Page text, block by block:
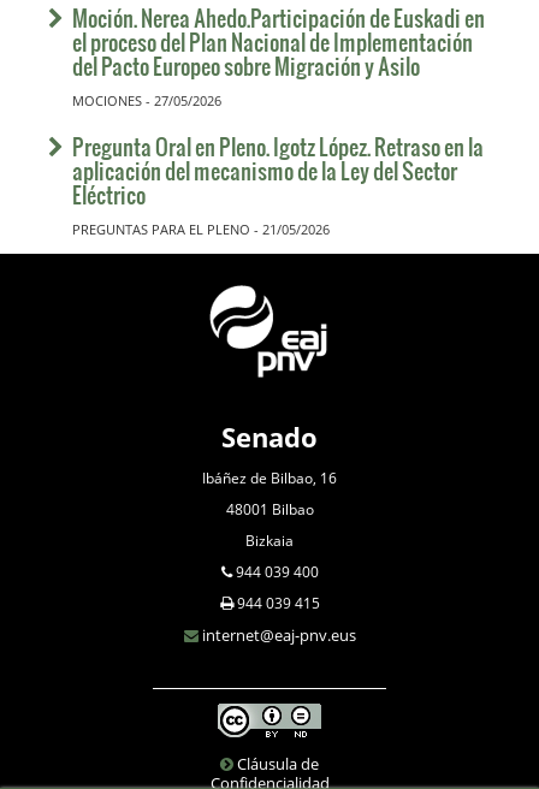
Moción. Nerea Ahedo.Participación de Euskadi en
el proceso del Plan Nacional de Implementación
del Pacto Europeo sobre Migración y Asilo
MOCIONES - 27/05/2026
Pregunta Oral en Pleno. Igotz López. Retraso en la
aplicación del mecanismo de la Ley del Sector
Eléctrico
PREGUNTAS PARA EL PLENO - 21/05/2026
Senado
Ibáñez de Bilbao, 16
48001 Bilbao
Bizkaia
944 039 400
944 039 415
internet@eaj-pnv.eus
Cláusula de
Confidencialidad